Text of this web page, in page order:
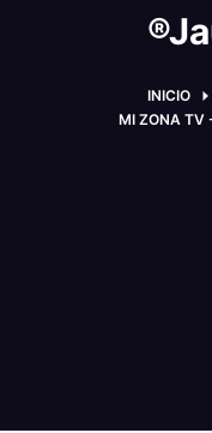
INICIO
MI ZONA TV